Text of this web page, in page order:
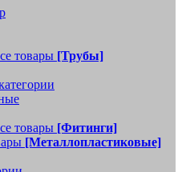
товары [Трубы]
товары [Фитинги]
[Металлопластиковые]